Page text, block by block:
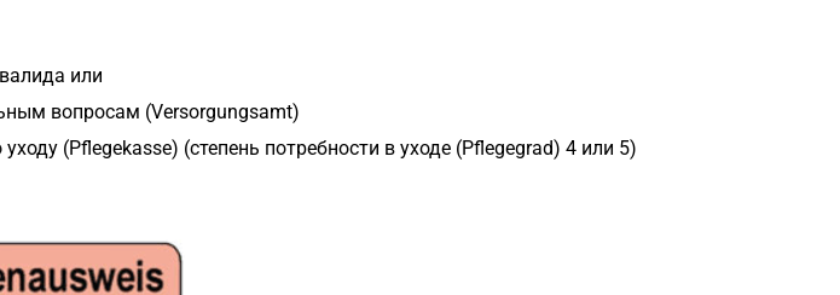
или
вопросам (Versorgungsamt)
(Pflegekasse) (степень потребности в уходе (Pflegegrad) 4 или 5)